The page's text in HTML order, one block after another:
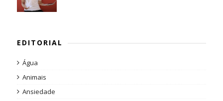
EDITORIAL
Água
Animais
Ansiedade